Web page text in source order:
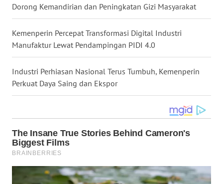
Dorong Kemandirian dan Peningkatan Gizi Masyarakat
Kemenperin Percepat Transformasi Digital Industri
Manufaktur Lewat Pendampingan PIDI 4.0
Industri Perhiasan Nasional Terus Tumbuh, Kemenperin
Perkuat Daya Saing dan Ekspor
WN
LANGKAT
WN
TAPANULI
WN
KARO
WN